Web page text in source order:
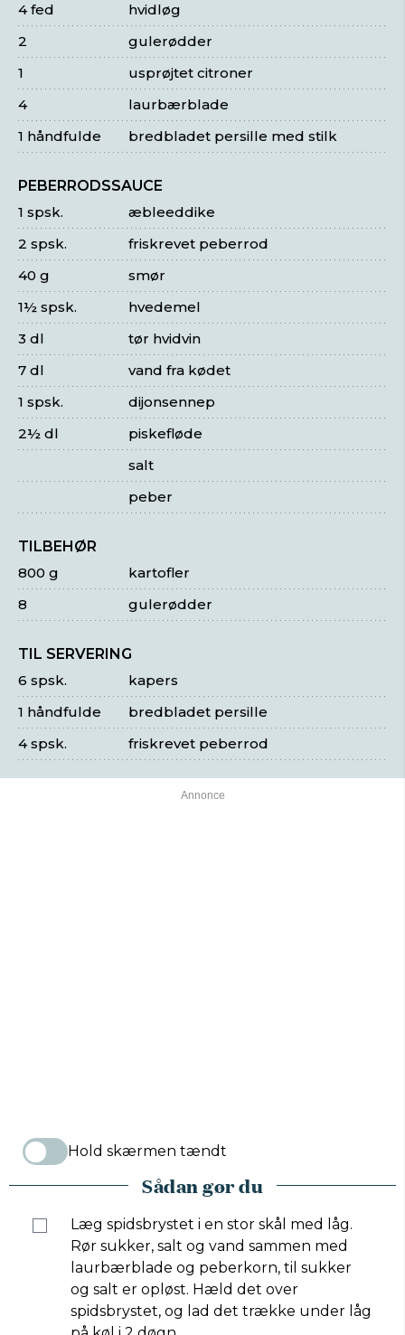
hvidløg
4 fed
gulerødder
2
usprøjtet citroner
1
laurbærblade
4
bredbladet persille med stilk
1 håndfulde
PEBERRODSSAUCE
æbleeddike
1 spsk.
friskrevet peberrod
2 spsk.
smør
40 g
hvedemel
1½ spsk.
tør hvidvin
3 dl
vand fra kødet
7 dl
dijonsennep
1 spsk.
piskefløde
2½ dl
salt
peber
TILBEHØR
kartofler
800 g
gulerødder
8
TIL SERVERING
kapers
6 spsk.
bredbladet persille
1 håndfulde
friskrevet peberrod
4 spsk.
Hold skærmen tændt
Sådan gør du
Læg spidsbrystet i en stor skål med låg.
Rør sukker, salt og vand sammen med
laurbærblade og peberkorn, til sukker
og salt er opløst. Hæld det over
spidsbrystet, og lad det trække under låg